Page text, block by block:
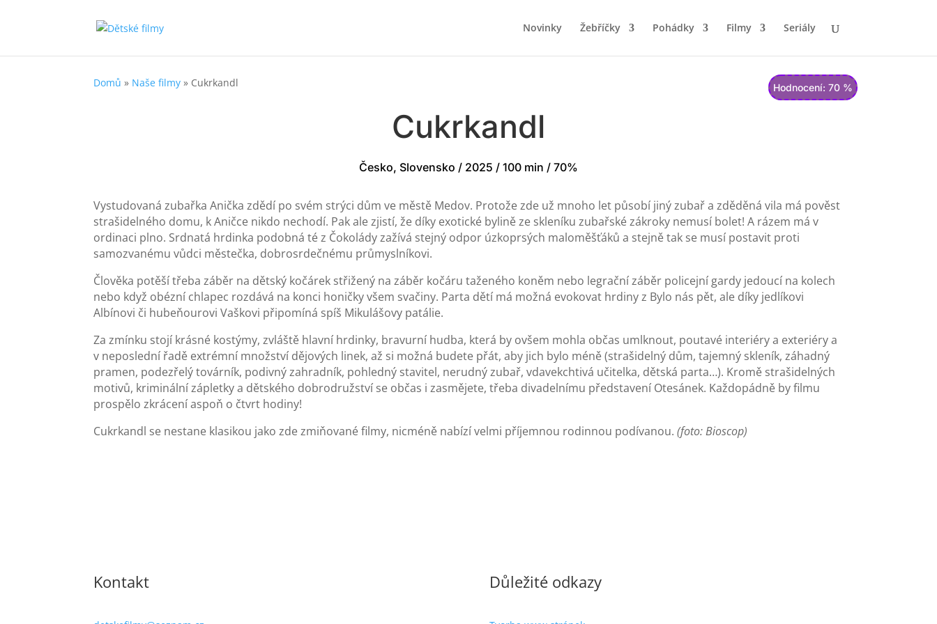
Novinky Žebříčky Pohádky Filmy Seriály
Hodnocení: 70 %
Domů » Naše filmy » Cukrkandl
Cukrkandl
Česko, Slovensko / 2025 / 100 min / 70%
Vystudovaná zubařka Anička zdědí po svém strýci dům ve městě Medov. Protože zde už mnoho let působí jiný zubař a zděděná vila má pověst
strašidelného domu, k Aničce nikdo nechodí. Pak ale zjistí, že díky exotické bylině ze skleníku zubařské zákroky nemusí bolet! A rázem má v
ordinaci plno. Srdnatá hrdinka podobná té z Čokolády zažívá stejný odpor úzkoprsých maloměšťáků a stejně tak se musí postavit proti
samozvanému vůdci městečka, dobrosrdečnému průmyslníkovi.
Člověka potěší třeba záběr na dětský kočárek střižený na záběr kočáru taženého koněm nebo legrační záběr policejní gardy jedoucí na kolech
nebo když obézní chlapec rozdává na konci honičky všem svačiny. Parta dětí má možná evokovat hrdiny z Bylo nás pět, ale díky jedlíkovi
Albínovi či hubeňourovi Vaškovi připomíná spíš Mikulášovy patálie.
Za zmínku stojí krásné kostýmy, zvláště hlavní hrdinky, bravurní hudba, která by ovšem mohla občas umlknout, poutavé interiéry a exteriéry a
v neposlední řadě extrémní množství dějových linek, až si možná budete přát, aby jich bylo méně (strašidelný dům, tajemný skleník, záhadný
pramen, podezřelý továrník, podivný zahradník, pohledný stavitel, nerudný zubař, vdavekchtivá učitelka, dětská parta…). Kromě strašidelných
motivů, kriminální zápletky a dětského dobrodružství se občas i zasmějete, třeba divadelnímu představení Otesánek. Každopádně by filmu
prospělo zkrácení aspoň o čtvrt hodiny!
Cukrkandl se nestane klasikou jako zde zmiňované filmy, nicméně nabízí velmi příjemnou rodinnou podívanou. (foto: Bioscop)
Kontakt Důležité odkazy